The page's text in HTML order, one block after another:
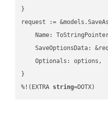
}
request :=
Name:
SaveOptionsData:
    Optionals: options,
}
%!(EXTRA string=DOTX)